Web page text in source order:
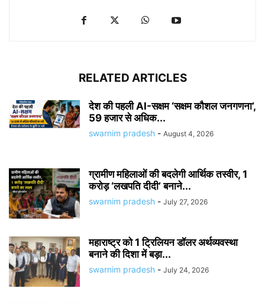
RELATED ARTICLES
देश की पहली AI-सक्षम ‘सक्षम कौशल जनगणना’,
59 हजार से अधिक...
swarnim pradesh - August 4, 2026
ग्रामीण महिलाओं की बदलेगी आर्थिक तस्वीर, 1
करोड़ ‘लखपति दीदी’ बनाने...
swarnim pradesh - July 27, 2026
महाराष्ट्र को 1 ट्रिलियन डॉलर अर्थव्यवस्था
बनाने की दिशा में बड़ा...
swarnim pradesh - July 24, 2026